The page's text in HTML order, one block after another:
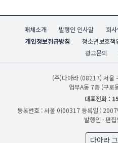
매체소개 발행인 인사말 회사
개인정보취급방침
청소년보호책
광고문의
(주)다아라 (08217) 서울
업무A동 7층 (구로
대표전화 :
등록번호 : 서울 아00317 등록일 :
발행인 · 편
다아라